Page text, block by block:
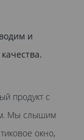
и
продукт с
Мы слышим
окно,